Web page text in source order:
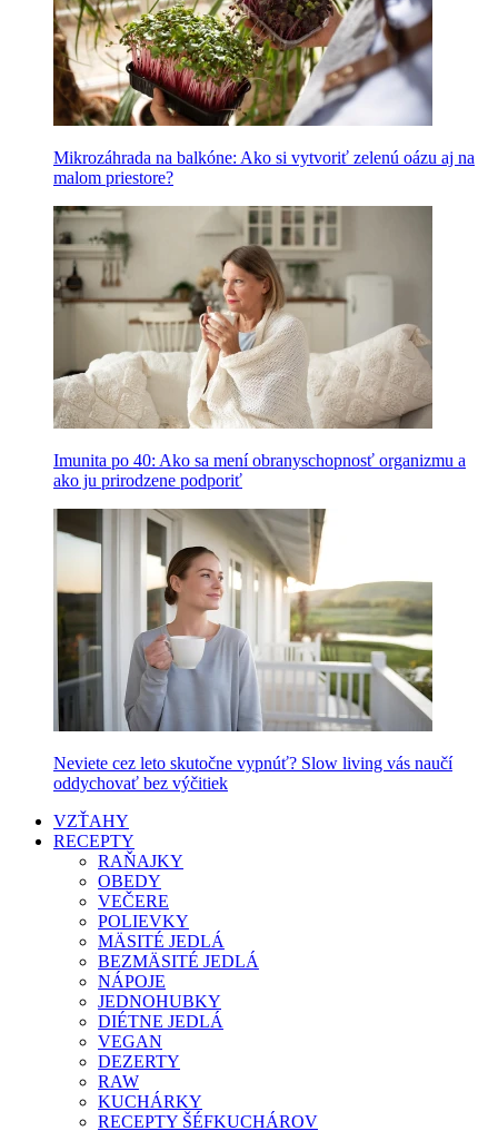
Mikrozáhrada na balkóne: Ako si vytvoriť zelenú oázu aj na
malom priestore?
Imunita po 40: Ako sa mení obranyschopnosť organizmu a
ako ju prirodzene podporiť
Neviete cez leto skutočne vypnúť? Slow living vás naučí
oddychovať bez výčitiek
VZŤAHY
RECEPTY
RAŇAJKY
OBEDY
VEČERE
POLIEVKY
MÄSITÉ JEDLÁ
BEZMÄSITÉ JEDLÁ
NÁPOJE
JEDNOHUBKY
DIÉTNE JEDLÁ
VEGAN
DEZERTY
RAW
KUCHÁRKY
RECEPTY ŠÉFKUCHÁROV